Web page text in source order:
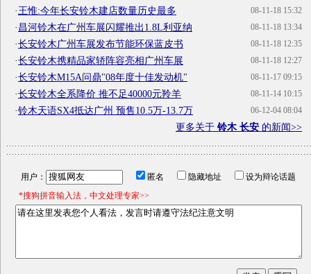
08-11-18 15:32
·王惟:今年长安铃木建店数量历史最多
08-11-18 13:34
·昌河铃木在广州车展闪耀推出1.8L利亚纳
08-11-18 12:35
·长安铃木广州车展发布节能环保蓝皮书
08-11-18 12:27
·长安铃木携精品家轿阵容亮相广州车展
08-11-17 09:15
·长安铃木M15A问鼎"08年度十佳发动机"
08-11-14 10:15
·长安铃木全系降价 推不足40000元羚羊
06-12-04 08:04
·铃木天语SX4抵达广州 预售10.5万-13.7万
更多关于 铃木 长安 的新闻>>
用户： 匿名 隐藏地址
设为辩论话题
*搜狗拼音输入法，中文处理专家>>